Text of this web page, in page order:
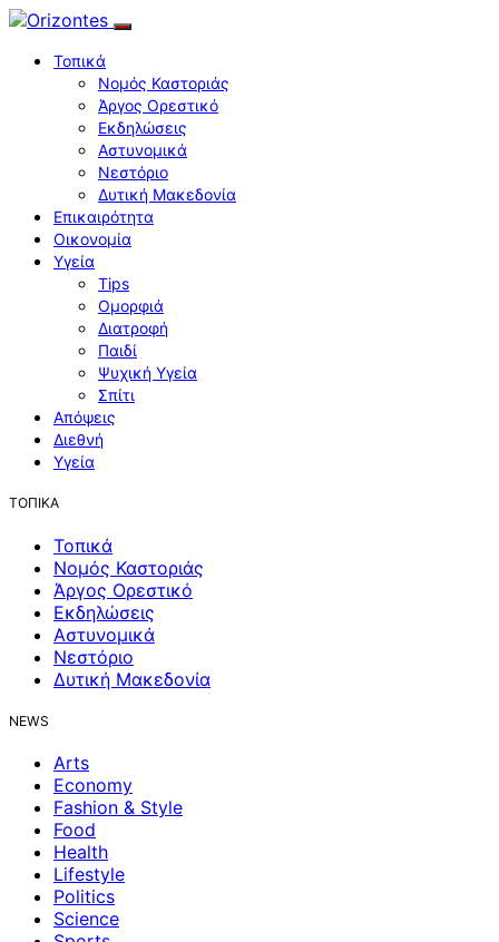
Τοπικά
Νομός Καστοριάς
Άργος Ορεστικό
Εκδηλώσεις
Αστυνομικά
Νεστόριο
Δυτική Μακεδονία
Επικαιρότητα
Οικονομία
Υγεία
Tips
Ομορφιά
Διατροφή
Παιδί
Ψυχική Υγεία
Σπίτι
Απόψεις
Διεθνή
Υγεία
ΤΟΠΙΚΑ
Τοπικά
Νομός Καστοριάς
Άργος Ορεστικό
Εκδηλώσεις
Αστυνομικά
Νεστόριο
Δυτική Μακεδονία
NEWS
Arts
Economy
Fashion & Style
Food
Health
Lifestyle
Politics
Science